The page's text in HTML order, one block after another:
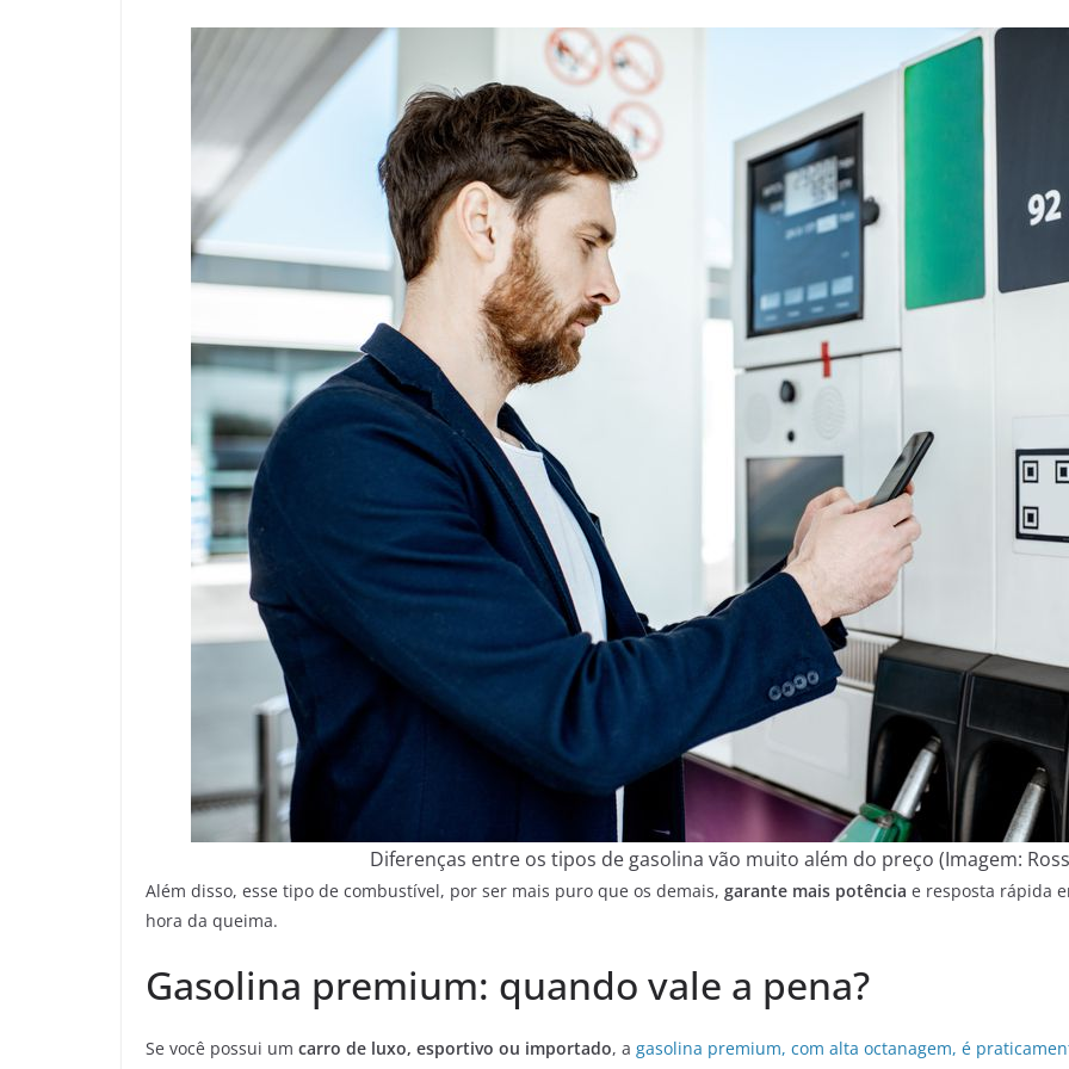
Diferenças entre os tipos de gasolina vão muito além do preço (Imagem:
Além disso, esse tipo de combustível, por ser mais puro que os demais, garante mais potência e resposta rápida
hora da queima.
Gasolina premium: quando vale a pena?
Se você possui um carro de luxo, esportivo ou importado, a gasolina premium, com alta octanagem, é